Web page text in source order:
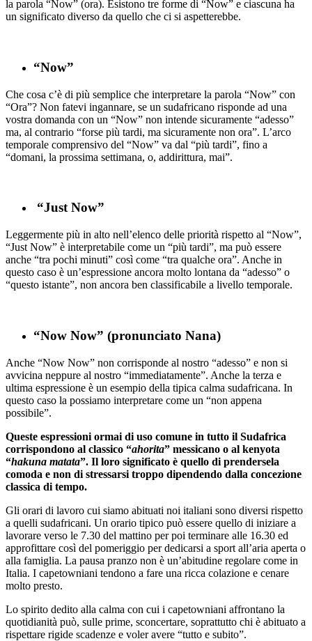
la parola “Now” (ora). Esistono tre forme di “Now” e ciascuna ha
un significato diverso da quello che ci si aspetterebbe.
“Now”
Che cosa c’è di più semplice che interpretare la parola “Now” con
“Ora”? Non fatevi ingannare, se un sudafricano risponde ad una
vostra domanda con un “Now” non intende sicuramente “adesso”
ma, al contrario “forse più tardi, ma sicuramente non ora”. L’arco
temporale comprensivo del “Now” va dal “più tardi”, fino a
“domani, la prossima settimana, o, addirittura, mai”.
“Just Now”
Leggermente più in alto nell’elenco delle priorità rispetto al “Now”,
“Just Now” è interpretabile come un “più tardi”, ma può essere
anche “tra pochi minuti” così come “tra qualche ora”. Anche in
questo caso è un’espressione ancora molto lontana da “adesso” o
“questo istante”, non ancora ben classificabile a livello temporale.
“Now Now” (pronunciato Nana)
Anche “Now Now” non corrisponde al nostro “adesso” e non si
avvicina neppure al nostro “immediatamente”. Anche la terza e
ultima espressione è un esempio della tipica calma sudafricana. In
questo caso la possiamo interpretare come un “non appena
possibile”.
Queste espressioni ormai di uso comune in tutto il Sudafrica
corrispondono al classico “ahorita” messicano o al kenyota
“hakuna matata”. Il loro significato è quello di prendersela
comoda e non di stressarsi troppo dipendendo dalla concezione
classica di tempo.
Gli orari di lavoro cui siamo abituati noi italiani sono diversi rispetto
a quelli sudafricani. Un orario tipico può essere quello di iniziare a
lavorare verso le 7.30 del mattino per poi terminare alle 16.30 ed
approfittare così del pomeriggio per dedicarsi a sport all’aria aperta o
alla famiglia. La pausa pranzo non è un’abitudine regolare come in
Italia. I capetowniani tendono a fare una ricca colazione e cenare
molto presto.
Lo spirito dedito alla calma con cui i capetowniani affrontano la
quotidianità può, sulle prime, sconcertare, soprattutto chi è abituato a
rispettare rigide scadenze e voler avere “tutto e subito”.